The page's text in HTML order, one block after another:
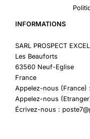
INFORMATIONS
SARL PROSPECT EXCEL
Les Beauforts
63560 Neuf-Eglise
France
Appelez-nous (France)
Appelez-nous
Écrivez-nous :